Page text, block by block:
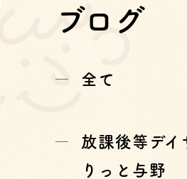
ブログ
全て
放課後等デイ
りっと与野